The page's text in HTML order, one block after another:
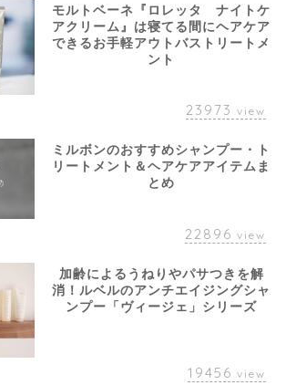
モルトベーネ『ロレッタ ナイトケ
アクリーム』は寝てる間にヘアケア
できるお手軽アウトバストリートメ
ント
23973 view
ミルボンのおすすめシャンプー・ト
リートメント＆ヘアケアアイテムま
とめ
22896 view
加齢によるうねりやパサつきを解
消！ルベルのアンチエイジングシャ
ンプー「ヴィージェ」シリーズ
19456 view